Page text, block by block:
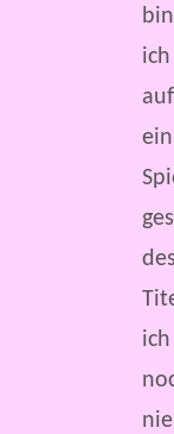
bin
ich
auf
ein
ich
nie